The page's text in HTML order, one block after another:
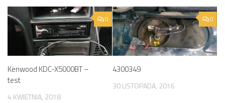
0
Kenwood KDC-X5000BT –
test
4 KWIETNIA, 2018
0
4300349
30 LISTOPADA, 2016